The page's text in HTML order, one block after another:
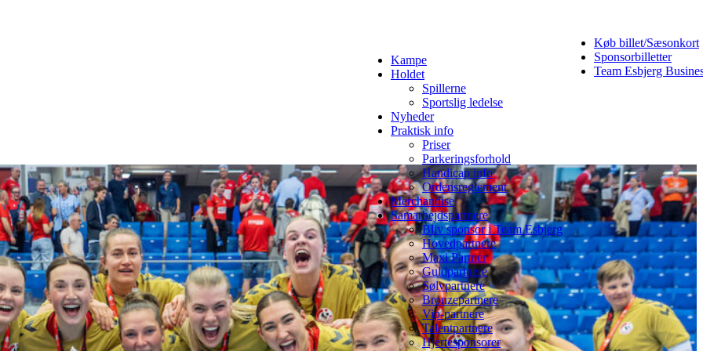
Køb billet/Sæsonkort
Sponsorbilletter
Team Esbjerg
Kampe
Holdet
Spillerne
Sportslig ledelse
Nyheder
Praktisk info
Priser
Parkeringsforhold
Handicap info
Ordensreglement
Merchandise
Samarbejdspartnere
Bliv sponsor i Team Esbjerg
Hovedpartnere
Maxi Partner
Guldpartnere
Sølvpartnere
Bronzepartnere
Vip-partnere
Talentpartnere
Hjertesponsorer